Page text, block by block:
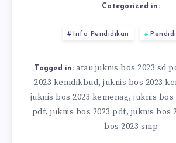
Categorized in:
Info Pendidikan
Tagged in: atau juknis bos 2023 sd
2023 kemdikbud, juknis bos 2023
juknis bos 2023 kemenag, juknis bos
pdf, juknis bos 2023 pdf, juknis bos
bos 2023 smp